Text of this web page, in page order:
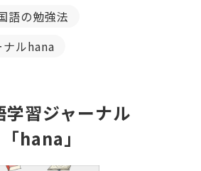
語の勉強法
ルhana
学習ジャーナル
「hana」